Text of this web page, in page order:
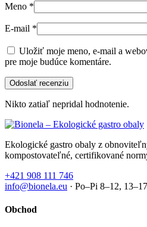
Meno *
E-mail *
Uložiť moje meno, e-mail a
pre moje budúce komentáre.
Nikto zatiaľ nepridal hodnotenie.
Ekologické gastro obaly z
kompostovateľné, certifikované
+421 908 111 746
info@bionela.eu · Po–Pi 8–12,
Obchod